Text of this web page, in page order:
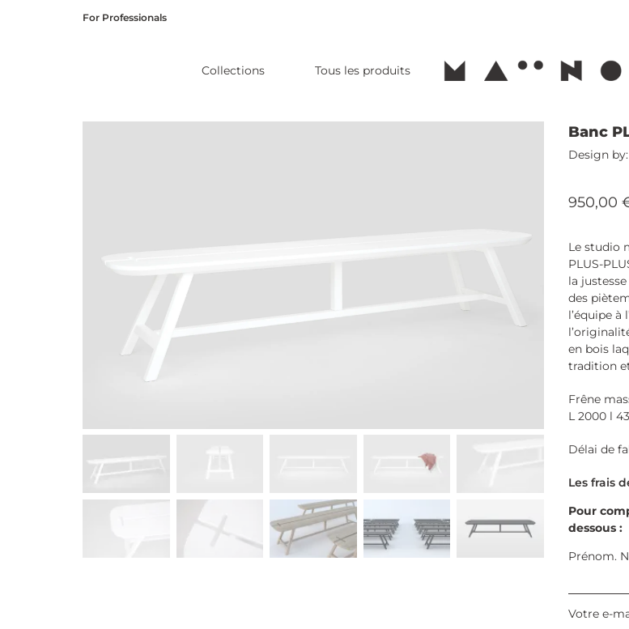
For Professionals
Collections Tous les produits
Banc
950,00
Le studio
PLUS-
la
des
l’équipe
en bois
tradition
Frêne
L 2000 l
Délai de
Pour
dessous :
Prénom.
Votre e-